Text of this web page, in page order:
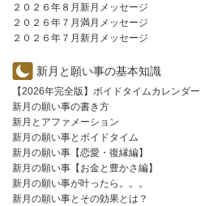
２０２６年８月新月メッセージ
２０２６年７月満月メッセージ
２０２６年７月新月メッセージ
新月と願い事の基本知識
【2026年完全版】ボイドタイムカレンダー
新月の願い事の書き方
新月とアファメーション
新月の願い事とボイドタイム
新月の願い事【恋愛・復縁編】
新月の願い事【お金と豊かさ編】
新月の願い事が叶ったら。。。
新月の願い事とその効果とは？